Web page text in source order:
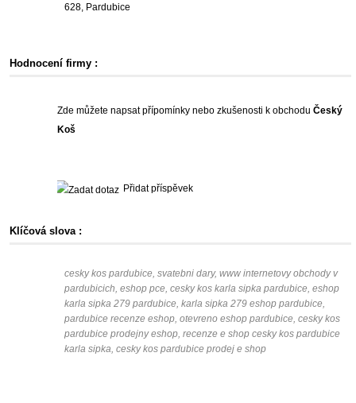
628, Pardubice
Hodnocení firmy :
Zde můžete napsat přípomínky nebo zkušenosti k obchoduČeský
Koš
Přidat příspěvek
Klíčová slova :
cesky kos pardubice, svatebni dary, www internetovy obchody v
pardubicich, eshop pce, cesky kos karla sipka pardubice, eshop
karla sipka 279 pardubice, karla sipka 279 eshop pardubice,
pardubice recenze eshop, otevreno eshop pardubice, cesky kos
pardubice prodejny eshop, recenze e shop cesky kos pardubice
karla sipka, cesky kos pardubice prodej e shop